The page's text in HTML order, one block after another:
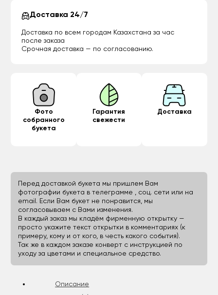
Доставка 24/7
Доставка по всем городам Казахстана за час
после заказа
Срочная доставка — по согласованию.
Фото
собранного
букета
Гарантия
свежести
Доставка
Перед доставкой букета мы пришлем Вам
фотографии букета в телеграмме , соц. сети или на
email. Если Вам букет не понравится, мы
согласовываем с Вами изменения.
В каждый заказ мы кладём фирменную открытку —
просто укажите текст открытки в комментариях (к
примеру, кому и от кого, в честь какого события).
Так же в каждом заказе конверт с инструкцией по
уходу за цветами и специальное средство.
Описание